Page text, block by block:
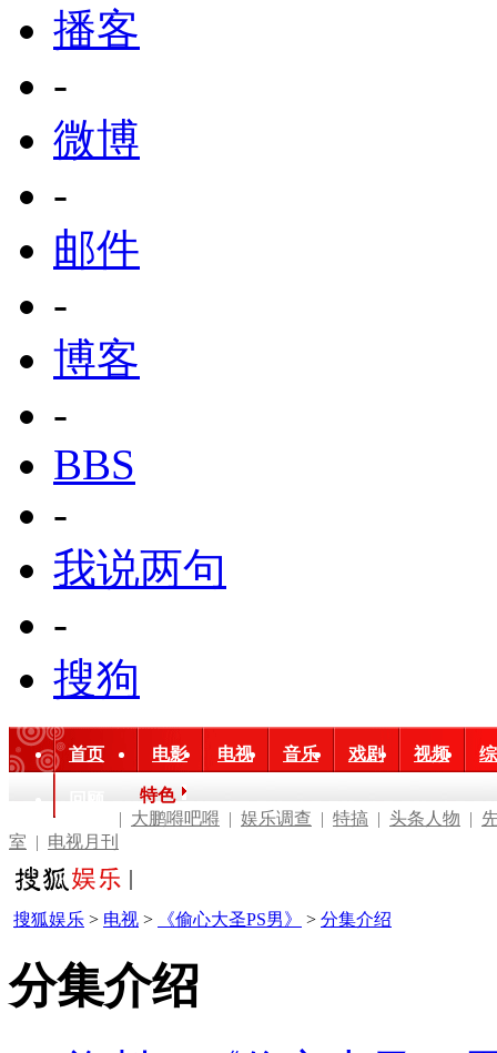
播客
-
微博
-
邮件
-
博客
-
BBS
-
我说两句
-
搜狗
首页 电影 电视 音乐 戏剧 视频
特色
| 大鹏嘚吧嘚 | 娱乐调查 | 特搞 | 头条人物 |
室 | 电视月刊
搜狐娱乐 > 电视 > 《偷心大圣PS男》 > 分集介绍
分集介绍